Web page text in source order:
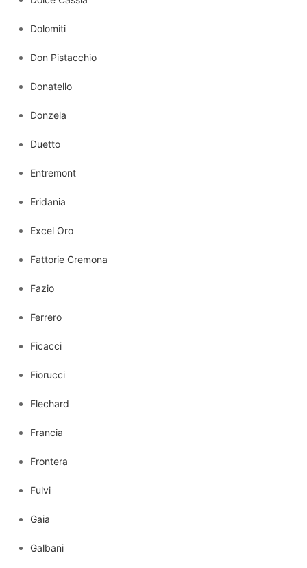
Dolomiti
Don Pistacchio
Donatello
Donzela
Duetto
Entremont
Eridania
Excel Oro
Fattorie Cremona
Fazio
Ferrero
Ficacci
Fiorucci
Flechard
Francia
Frontera
Fulvi
Gaia
Galbani